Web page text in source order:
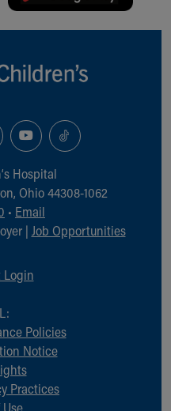
Hospital
Ohio 44308-1062
• Email
| Job Opportunities
Login
Policies
Notice
Practices